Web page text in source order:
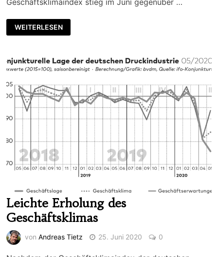
Geschäftsklimaindex stieg im Juni gegenüber …
WEITERLESEN
Leichte Erholung des
Geschäftsklimas
von Andreas Tietz 25. Juni 2020 0